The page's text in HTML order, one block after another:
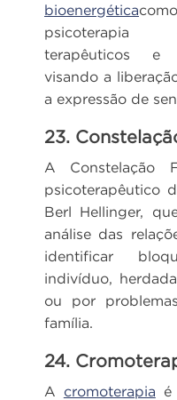
bioenergética
psicoterapia
terapêuticos e
visando a
a expressão de
23.
A Constelação
psicoterapêutico
Berl Hellinger,
análise das
identificar
indivíduo,
ou por
família.
24.
A cromoterapia é